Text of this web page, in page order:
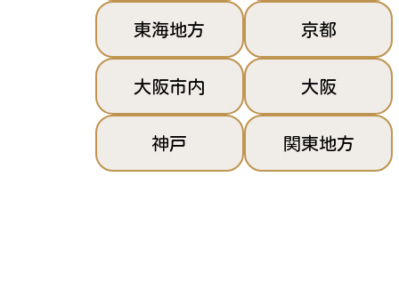
東海地方 京都
大阪市内 大阪
神戸 関東地方